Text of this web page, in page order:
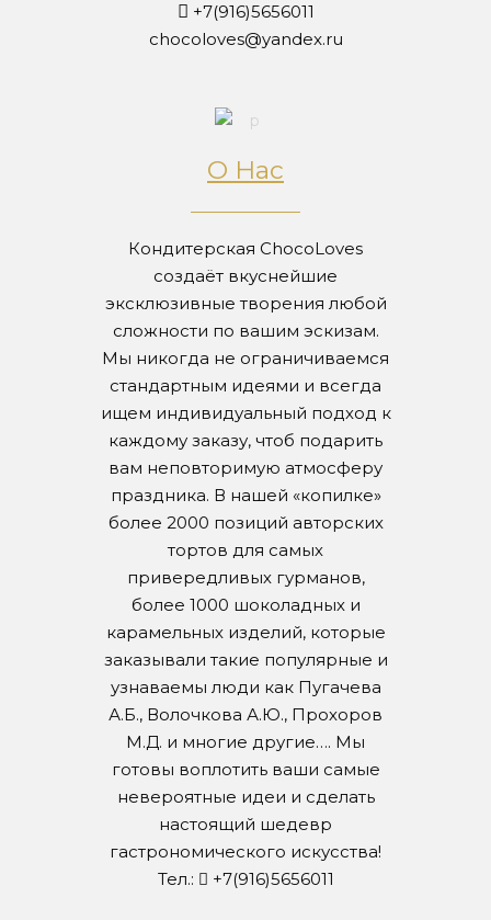
+7(916)5656011
chocoloves@yandex.ru
О Нас
Кондитерская ChocoLoves
создаёт вкуснейшие
эксклюзивные творения любой
сложности по вашим эскизам.
Мы никогда не ограничиваемся
стандартным идеями и всегда
ищем индивидуальный подход к
каждому заказу, чтоб подарить
вам неповторимую атмосферу
праздника. В нашей «копилке»
более 2000 позиций авторских
тортов для самых
привередливых гурманов,
более 1000 шоколадных и
карамельных изделий, которые
заказывали такие популярные и
узнаваемы люди как Пугачева
А.Б., Волочкова А.Ю., Прохоров
М.Д. и многие другие…. Мы
готовы воплотить ваши самые
невероятные идеи и сделать
настоящий шедевр
гастрономического искусства!
Тел.:
+7(916)5656011